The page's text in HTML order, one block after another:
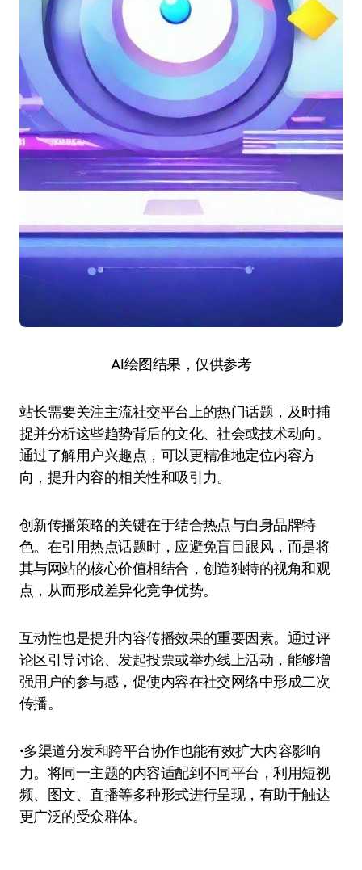
AI绘图结果，仅供参考
站长需要关注主流社交平台上的热门话题，及时捕
捉并分析这些趋势背后的文化、社会或技术动向。
通过了解用户兴趣点，可以更精准地定位内容方
向，提升内容的相关性和吸引力。
创新传播策略的关键在于结合热点与自身品牌特
色。在引用热点话题时，应避免盲目跟风，而是将
其与网站的核心价值相结合，创造独特的视角和观
点，从而形成差异化竞争优势。
互动性也是提升内容传播效果的重要因素。通过评
论区引导讨论、发起投票或举办线上活动，能够增
强用户的参与感，促使内容在社交网络中形成二次
传播。
•多渠道分发和跨平台协作也能有效扩大内容影响
力。将同一主题的内容适配到不同平台，利用短视
频、图文、直播等多种形式进行呈现，有助于触达
更广泛的受众群体。